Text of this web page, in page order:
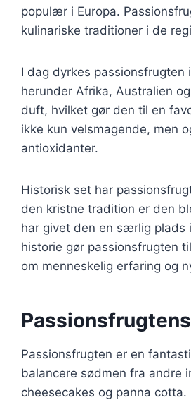
populær i Europa.
kulinariske traditioner i de
I dag dyrkes passionsfrugten
herunder Afrika, Australien
duft, hvilket gør den til en
ikke kun velsmagende, men
antioxidanter.
Historisk set har
den kristne tradition er den
har givet den en særlig plads
historie gør passionsfrugten
om menneskelig erfaring og
Passionsfrugten er en
balancere sødmen fra andre
cheesecakes og panna